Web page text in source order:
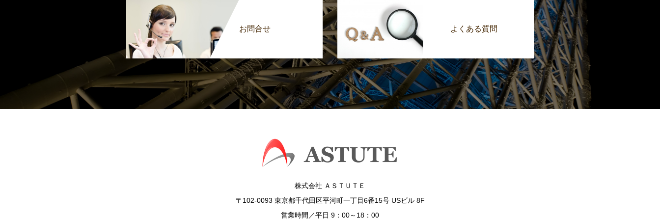
お問合せ よくある質問
株式会社 ＡＳＴＵＴＥ
〒102-0093 東京都千代田区平河町一丁目6番15号 USビル 8F
営業時間／平日 9：00～18：00